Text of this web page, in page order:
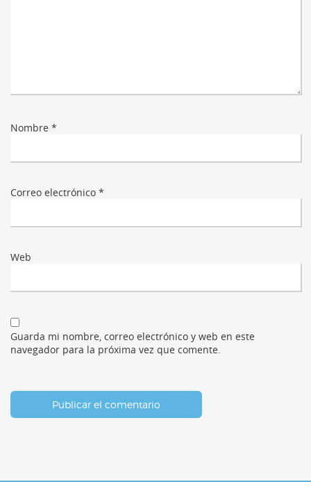
Nombre *
Correo electrónico *
Web
Guarda mi nombre, correo electrónico y web en este
navegador para la próxima vez que comente.